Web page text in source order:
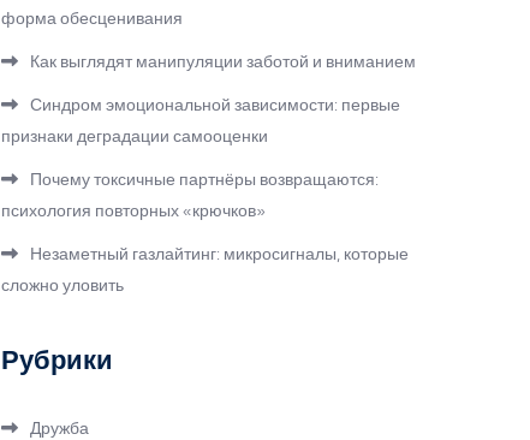
форма обесценивания
Как выглядят манипуляции заботой и вниманием
Синдром эмоциональной зависимости: первые
признаки деградации самооценки
Почему токсичные партнёры возвращаются:
психология повторных «крючков»
Незаметный газлайтинг: микросигналы, которые
сложно уловить
Рубрики
Дружба